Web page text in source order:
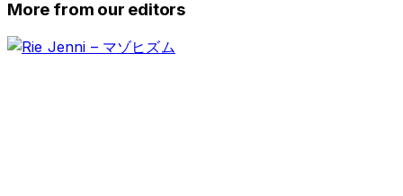
More from our editors